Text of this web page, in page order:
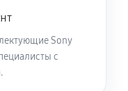
Sony
с